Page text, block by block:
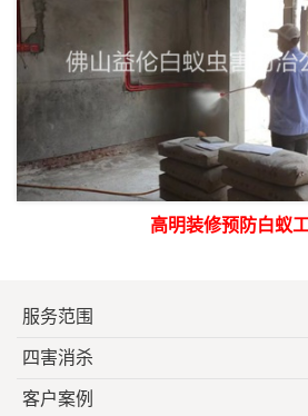
高明装修预防白蚁
服务范围
四害消杀
客户案例